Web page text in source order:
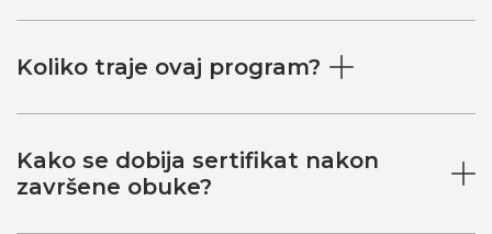
Koliko traje ovaj program?
Kako se dobija sertifikat nakon
završene obuke?